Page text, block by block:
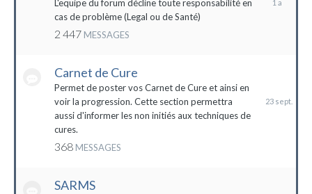
L'equipe du forum décline toute responsabilité en
cas de problème (Legal ou de Santé)
2 447 MESSAGES
Carnet de Cure
Permet de poster vos Carnet de Cure et ainsi en
voir la progression. Cette section permettra
aussi d'informer les non initiés aux techniques de
cures.
368 MESSAGES
2023
SARMS